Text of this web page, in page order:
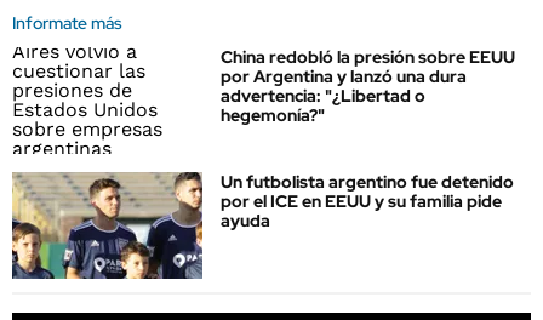
Informate más
China redobló la presión sobre EEUU
por Argentina y lanzó una dura
advertencia: "¿Libertad o
hegemonía?"
Un futbolista argentino fue detenido
por el ICE en EEUU y su familia pide
ayuda